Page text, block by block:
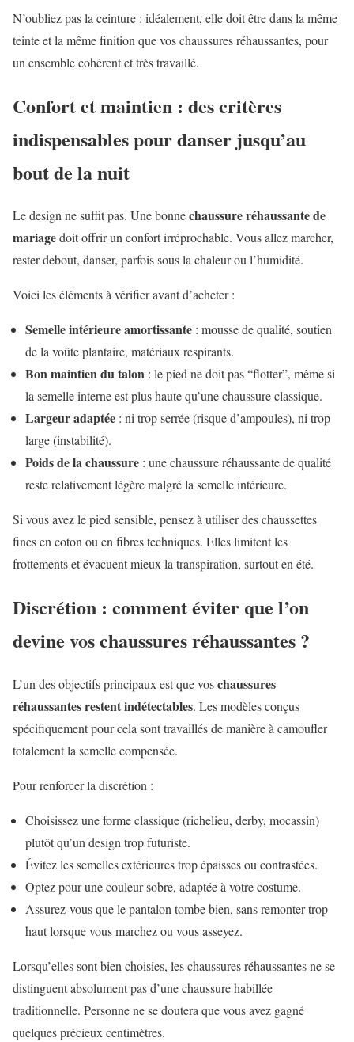
N’oubliez pas la ceinture : idéalement, elle doit être dans la même
teinte et la même finition que vos chaussures réhaussantes, pour
un ensemble cohérent et très travaillé.
Confort et maintien : des critères
indispensables pour danser jusqu’au
bout de la nuit
Le design ne suffit pas. Une bonnechaussure réhaussante de
mariagedoit offrir un confort irréprochable. Vous allez marcher,
rester debout, danser, parfois sous la chaleur ou l’humidité.
Voici les éléments à vérifier avant d’acheter :
Semelle intérieure amortissante : mousse de qualité, soutien
de la voûte plantaire, matériaux respirants.
Bon maintien du talon : le pied ne doit pas “flotter”, même si
la semelle interne est plus haute qu’une chaussure classique.
Largeur adaptée : ni trop serrée (risque d’ampoules), ni trop
large (instabilité).
Poids de la chaussure : une chaussure réhaussante de qualité
reste relativement légère malgré la semelle intérieure.
Si vous avez le pied sensible, pensez à utiliser des chaussettes
fines en coton ou en fibres techniques. Elles limitent les
frottements et évacuent mieux la transpiration, surtout en été.
Discrétion : comment éviter que l’on
devine vos chaussures réhaussantes ?
L’un des objectifs principaux est que voschaussures
réhaussantes restent indétectables. Les modèles conçus
spécifiquement pour cela sont travaillés de manière à camoufler
totalement la semelle compensée.
Pour renforcer la discrétion :
Choisissez une forme classique (richelieu, derby, mocassin)
plutôt qu’un design trop futuriste.
Évitez les semelles extérieures trop épaisses ou contrastées.
Optez pour une couleur sobre, adaptée à votre costume.
Assurez-vous que le pantalon tombe bien, sans remonter trop
haut lorsque vous marchez ou vous asseyez.
Lorsqu’elles sont bien choisies, les chaussures réhaussantes ne se
distinguent absolument pas d’une chaussure habillée
traditionnelle. Personne ne se doutera que vous avez gagné
quelques précieux centimètres.